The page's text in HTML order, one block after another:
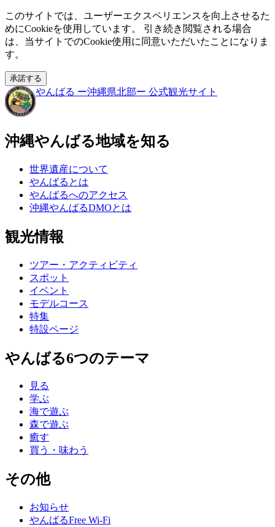
このサイトでは、ユーザーエクスペリエンスを向上させるた
めにCookieを使用しています。 引き続き閲覧される場合
は、当サイトでのCookie使用に同意いただいたことになりま
す。
承諾する
やんばる ー沖縄県北部ー 公式観光サイト
沖縄やんばる地域を知る
世界遺産について
やんばるとは
やんばるへのアクセス
沖縄やんばるDMOとは
観光情報
ツアー・アクティビティ
スポット
イベント
モデルコース
特集
特設ページ
やんばる6つのテーマ
見る
学ぶ
海で遊ぶ
森で遊ぶ
癒す
買う・味わう
その他
お知らせ
やんばるFree Wi-Fi